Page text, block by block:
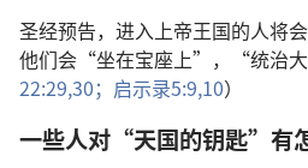
圣经预告，进入上帝王国的人将
他们会“坐在宝座上”，“统治
22:29,30； 启示录5:9,10）
一些人对“天国的钥匙”有